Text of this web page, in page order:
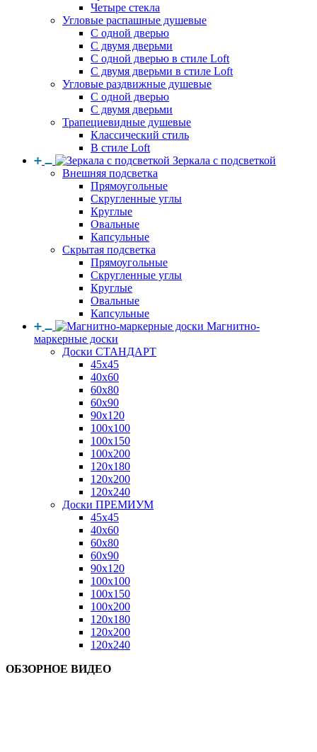
Четыре стекла
Угловые распашные душевые
С одной дверью
С двумя дверьми
С одной дверью в стиле Loft
С двумя дверьми в стиле Loft
Угловые раздвижные душевые
С одной дверью
С двумя дверьми
Трапециевидные душевые
Классический стиль
В стиле Loft
Зеркала с подсветкой
Внешняя подсветка
Прямоугольные
Скругленные углы
Круглые
Овальные
Капсульные
Скрытая подсветка
Прямоугольные
Скругленные углы
Круглые
Овальные
Капсульные
Магнитно-
маркерные доски
Доски СТАНДАРТ
45x45
40x60
60x80
60x90
90x120
100x100
100x150
100x200
120x180
120x200
120x240
Доски ПРЕМИУМ
45x45
40x60
60x80
60x90
90x120
100x100
100x150
100x200
120x180
120x200
120x240
ОБЗОРНОЕ ВИДЕО